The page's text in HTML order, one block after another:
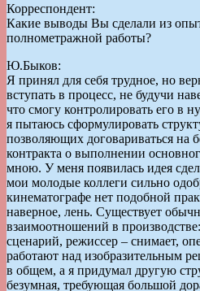
Корреспондент:
Какие выводы Вы сделали из
полнометражной работы?
Ю.Быков:
Я принял для себя трудное, но
вступать в процесс, не будучи
что смогу контролировать его в
я пытаюсь сформулировать
позволяющих договариваться на
контракта о выполнении
мною. У меня появилась идея
мои молодые коллеги сильно
кинематографе нет подобной
наверное, лень. Существует
взаимоотношений в
сценарий, режиссер – снимает,
работают над изобразительным
в общем, а я придумал другую
безумная, требующая большой